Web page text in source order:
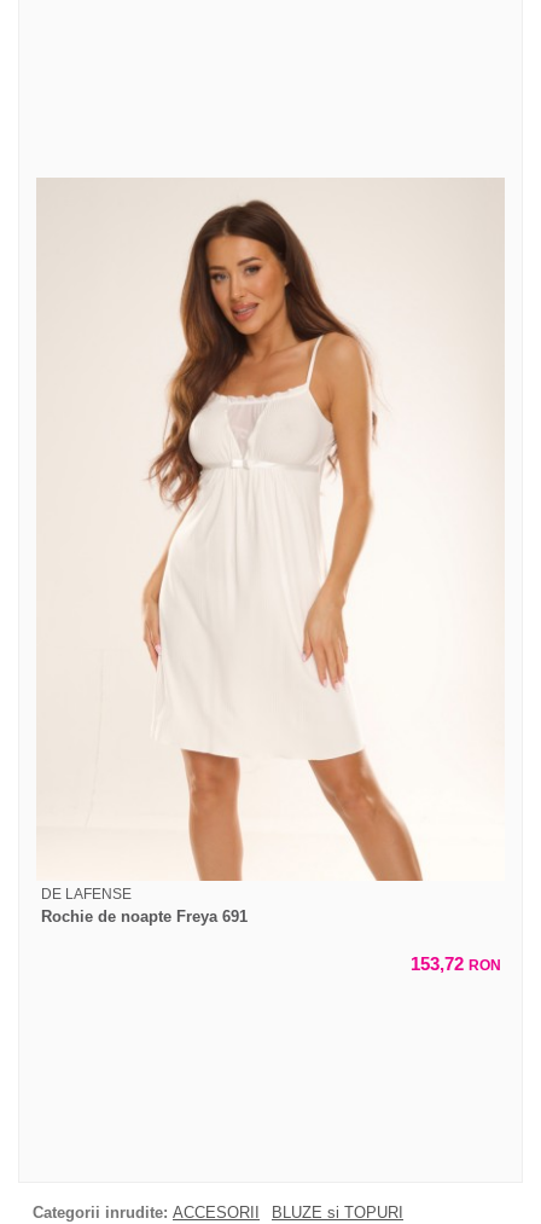
DE LAFENSE
Rochie de noapte Freya 691
153,72 RON
Categorii inrudite: ACCESORII
BLUZE si TOPURI